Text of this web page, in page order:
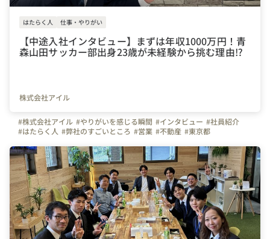
はたらく人 仕事・やりがい
【中途⼊社インタビュー】まずは年収1000万円！⻘
森⼭⽥サッカー部出⾝23歳が未経験から挑む理由⁉
株式会社アイル
#株式会社アイル #やりがいを感じる瞬間 #インタビュー #社員紹介
#はたらく人 #弊社のすごいところ #営業 #不動産 #東京都